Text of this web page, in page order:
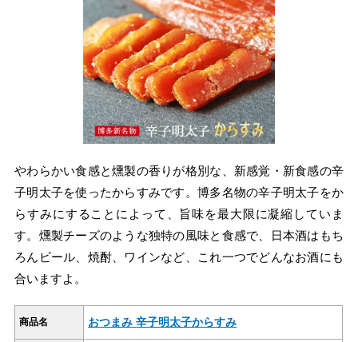
やわらかい食感と燻製の香りが格別な、新感覚・新食感の辛
子明太子を使ったからすみです。博多名物の辛子明太子をか
らすみにすることによって、旨味を最大限に凝縮していま
す。燻製チーズのような独特の風味と食感で、日本酒はもち
ろんビール、焼酎、ワインなど、これ一つでどんなお酒にも
合いますよ。
商品名 おつまみ 辛子明太子からすみ